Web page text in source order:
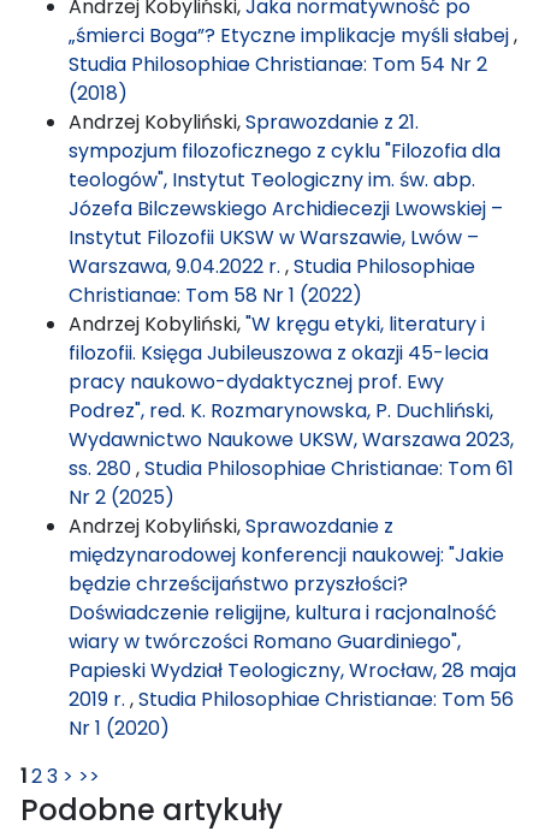
Andrzej Kobyliński,Jaka normatywność po
„śmierci Boga”? Etyczne implikacje myśli słabej,
Studia Philosophiae Christianae: Tom 54 Nr 2
(2018)
Andrzej Kobyliński,Sprawozdanie z 21.
sympozjum filozoficznego z cyklu "Filozofia dla
teologów", Instytut Teologiczny im. św. abp.
Józefa Bilczewskiego Archidiecezji Lwowskiej –
Instytut Filozofii UKSW w Warszawie, Lwów –
Warszawa, 9.04.2022 r. ,Studia Philosophiae
Christianae: Tom 58 Nr 1 (2022)
Andrzej Kobyliński,"W kręgu etyki, literatury i
filozofii. Księga Jubileuszowa z okazji 45-lecia
pracy naukowo-dydaktycznej prof. Ewy
Podrez", red. K. Rozmarynowska, P. Duchliński,
Wydawnictwo Naukowe UKSW, Warszawa 2023,
ss. 280,Studia Philosophiae Christianae: Tom 61
Nr 2 (2025)
Andrzej Kobyliński,Sprawozdanie z
międzynarodowej konferencji naukowej: "Jakie
będzie chrześcijaństwo przyszłości?
Doświadczenie religijne, kultura i racjonalność
wiary w twórczości Romano Guardiniego",
Papieski Wydział Teologiczny, Wrocław, 28 maja
2019 r. ,Studia Philosophiae Christianae: Tom 56
Nr 1 (2020)
123 > >>
Podobne artykuły